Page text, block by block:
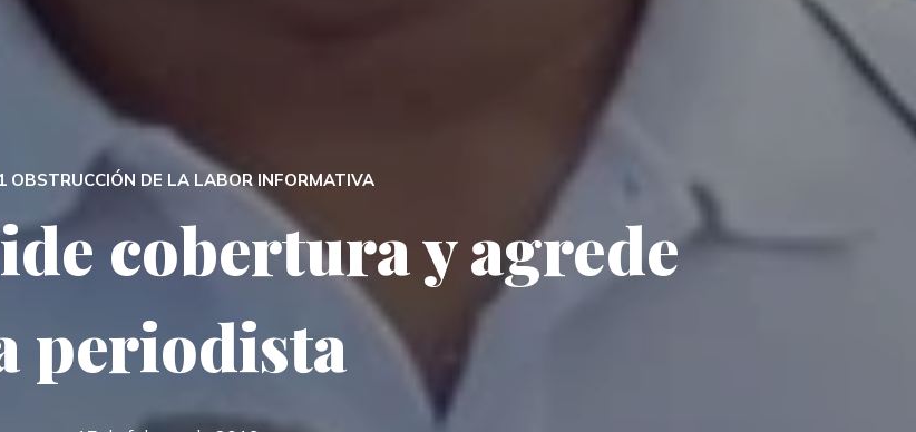
OBSTRUCCIÓN DE LA LABOR INFORMATIVA
cobertura y agrede
periodista